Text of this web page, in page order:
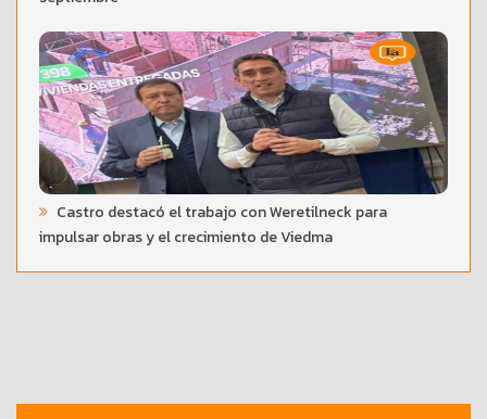
Castro destacó el trabajo con Weretilneck para
impulsar obras y el crecimiento de Viedma